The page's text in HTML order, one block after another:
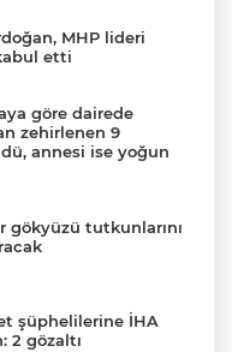
MHP lideri
etti
göre dairede
zehirlenen 9
annesi ise yoğun
gökyüzü tutkunlarını
şüphelilerine İHA
2 gözaltı